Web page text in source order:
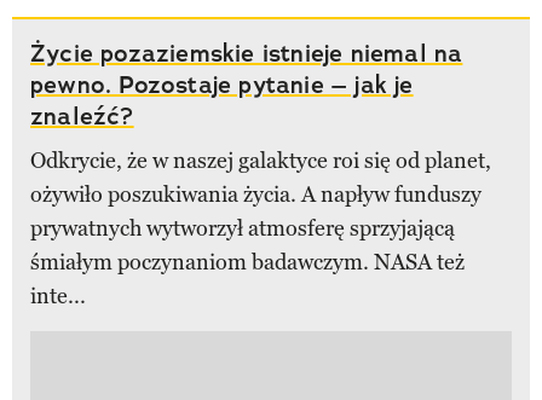
Życie pozaziemskie istnieje niemal na
pewno. Pozostaje pytanie – jak je
znaleźć?
Odkrycie, że w naszej galaktyce roi się od planet,
ożywiło poszukiwania życia. A napływ funduszy
prywatnych wytworzył atmosferę sprzyjającą
śmiałym poczynaniom badawczym. NASA też
inte...